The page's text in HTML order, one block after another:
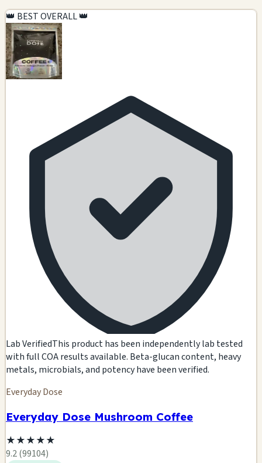
👑 BEST OVERALL 👑
Lab VerifiedThis product has been independently lab tested
with full COA results available. Beta-glucan content, heavy
metals, microbials, and potency have been verified.
Everyday Dose
Everyday Dose Mushroom Coffee
★★★★★
9.2 (99104)